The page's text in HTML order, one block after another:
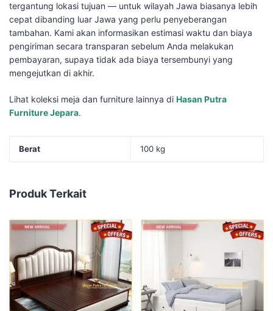
tergantung lokasi tujuan — untuk wilayah Jawa biasanya lebih
cepat dibanding luar Jawa yang perlu penyeberangan
tambahan. Kami akan informasikan estimasi waktu dan biaya
pengiriman secara transparan sebelum Anda melakukan
pembayaran, supaya tidak ada biaya tersembunyi yang
mengejutkan di akhir.
Lihat koleksi meja dan furniture lainnya di Hasan Putra
Furniture Jepara.
Berat 100 kg
Produk Terkait